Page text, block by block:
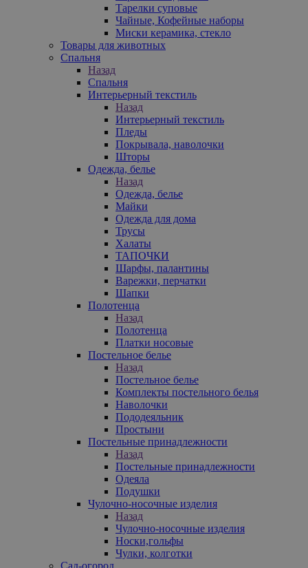
Тарелки суповые
Чайные, Кофейные наборы
Миски керамика, стекло
Товары для животных
Спальня
Назад
Спальня
Интерьерный текстиль
Назад
Интерьерный текстиль
Пледы
Покрывала, наволочки
Шторы
Одежда, белье
Назад
Одежда, белье
Майки
Одежда для дома
Трусы
Халаты
ТАПОЧКИ
Шарфы, палантины
Варежки, перчатки
Шапки
Полотенца
Назад
Полотенца
Платки носовые
Постельное белье
Назад
Постельное белье
Комплекты постельного белья
Наволочки
Пододеяльник
Простыни
Постельные принадлежности
Назад
Постельные принадлежности
Одеяла
Подушки
Чулочно-носочные изделия
Назад
Чулочно-носочные изделия
Носки,гольфы
Чулки, колготки
Сад-огород